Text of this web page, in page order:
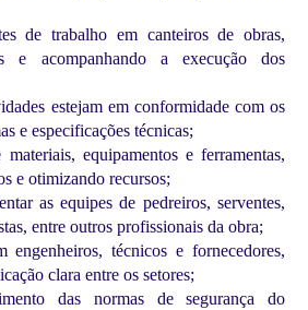
de trabalho em canteiros de obras,
e acompanhando a execução dos
estejam em conformidade com os
e especificações técnicas;
equipamentos e ferramentas,
e otimizando recursos;
as equipes de pedreiros, serventes,
entre outros profissionais da obra;
engenheiros, técnicos e fornecedores,
clara entre os setores;
das normas de segurança do